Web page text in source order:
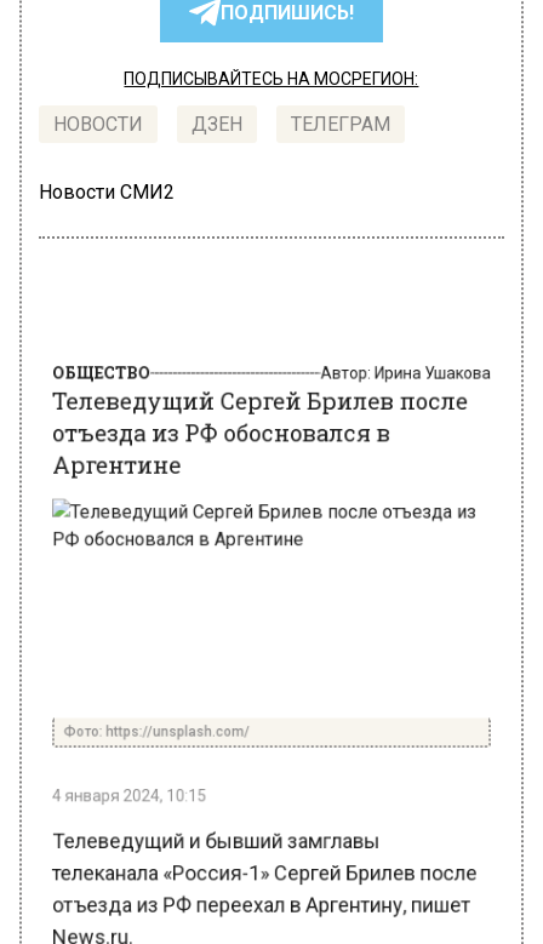
ПОДПИШИСЬ!
ПОДПИСЫВАЙТЕСЬ НА МОСРЕГИОН:
НОВОСТИ ДЗЕН ТЕЛЕГРАМ
Новости СМИ2
отъезда из РФ обосновался в
Аргентине
телеканала «Россия-1» Сергей Брилев после
отъезда из РФ переехал в Аргентину, пишет
News.ru.